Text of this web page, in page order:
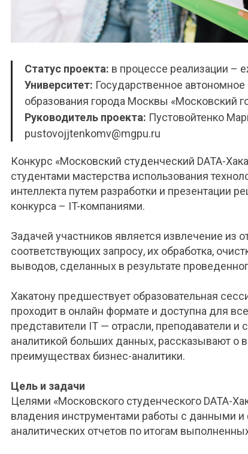
Статус проекта: в процессе реализации –
Университет: Государственное
образования города Москвы «Московский
Руководитель проекта: Пустовойтенко
pustovojjtenkomv@mgpu.ru
Конкурс «Московский студенческий DATA-
студентами мастерства использования
интеллекта путем разработки и презентации
конкурса – IT-компаниями.
Задачей участников является извлечение из
соответствующих запросу, их обработка,
выводов, сделанных в результате
Хакатону предшествует образовательная
проходит в онлайн формате и доступна для
представители IT — отрасли, преподаватели
аналитикой больших данных, рассказывают о
преимуществах бизнес-аналитики.
Цель и задачи
Целями «Московского студенческого DATA-
владения инструментами работы с данными
аналитических отчетов по итогам